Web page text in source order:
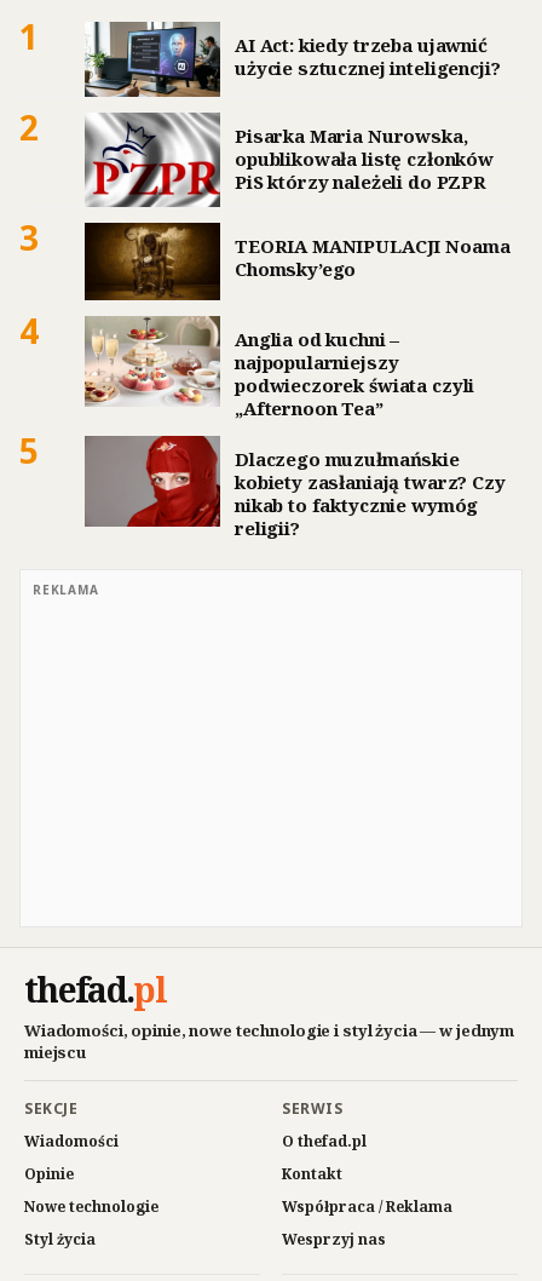
1
AI Act: kiedy trzeba ujawnić
użycie sztucznej inteligencji?
2
Pisarka Maria Nurowska,
opublikowała listę członków
PiS którzy należeli do PZPR
3
TEORIA MANIPULACJI Noama
Chomsky’ego
4
Anglia od kuchni –
najpopularniejszy
podwieczorek świata czyli
„Afternoon Tea”
5
Dlaczego muzułmańskie
kobiety zasłaniają twarz? Czy
nikab to faktycznie wymóg
religii?
REKLAMA
thefad.pl
Wiadomości, opinie, nowe technologie i styl życia — w jednym
miejscu
SEKCJE
Wiadomości
Opinie
Nowe technologie
Styl życia
SERWIS
O thefad.pl
Kontakt
Współpraca / Reklama
Wesprzyj nas